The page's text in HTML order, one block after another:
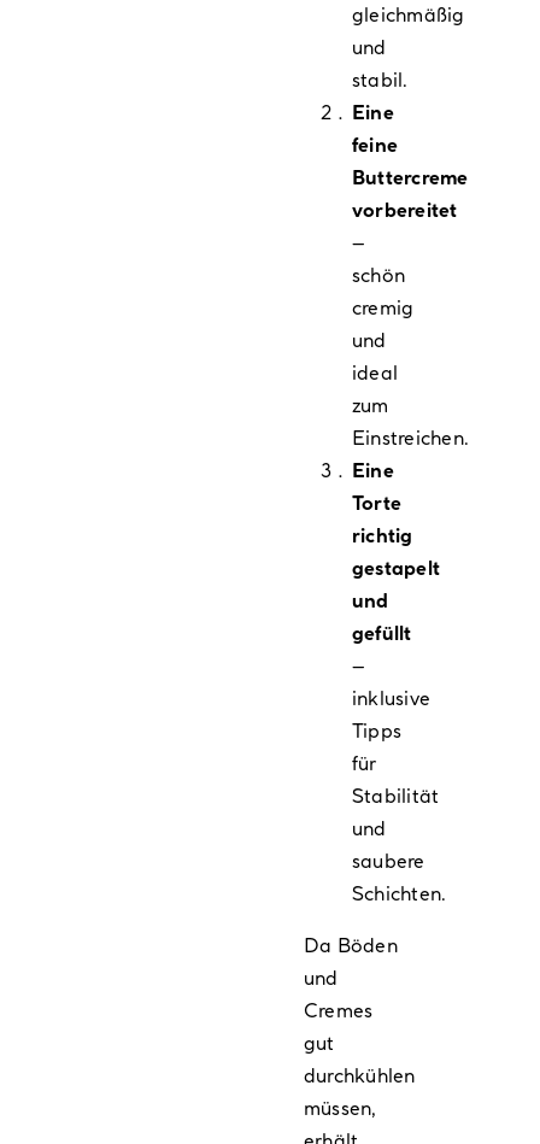
gleichmäßig
und
stabil.
Eine
feine
Buttercreme
vorbereitet
–
schön
cremig
und
ideal
zum
Einstreichen.
Eine
Torte
richtig
gestapelt
und
gefüllt
–
inklusive
Tipps
für
Stabilität
und
saubere
Schichten.
Da Böden
und
Cremes
gut
durchkühlen
müssen,